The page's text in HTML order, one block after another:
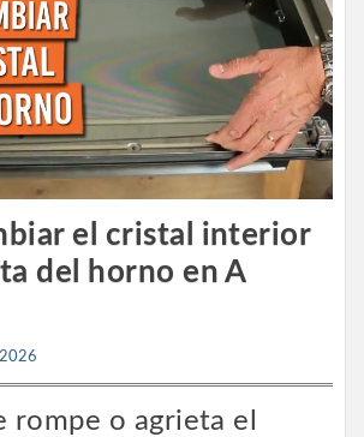
el cristal interior
del horno en A
rompe o agrieta el